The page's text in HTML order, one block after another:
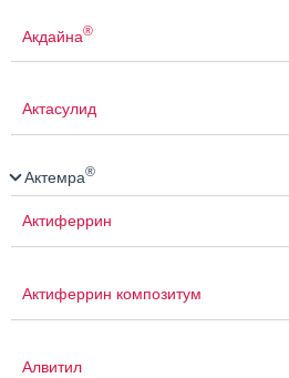
Акдайна®
Актасулид
Актемра®
Актиферрин
Актиферрин композитум
Алвитил